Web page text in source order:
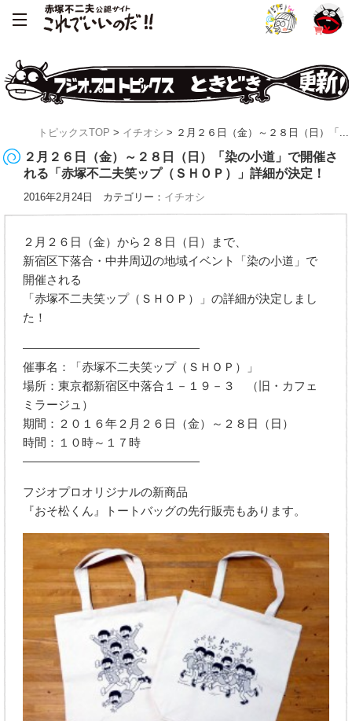
トピックスTOP > イチオシ > ２月２６日（金）～２８日（日）「...
２月２６日（金）～２８日（日）「染の小道」で開催さ
れる「赤塚不二夫笑ップ（ＳＨＯＰ）」詳細が決定！
2016年2月24日 カテゴリー： イチオシ
２月２６日（金）から２８日（日）まで、
新宿区下落合・中井周辺の地域イベント「染の小道」で
開催される
「赤塚不二夫笑ップ（ＳＨＯＰ）」の詳細が決定しまし
た！
―――――――――――――――――――――――――
催事名：「赤塚不二夫笑ップ（ＳＨＯＰ）」
場所：東京都新宿区中落合１－１９－３ （旧・カフェ
ミラージュ）
期間：２０１６年２月２６日（金）～２８日（日）
時間：１０時～１７時
―――――――――――――――――――――――――
フジオプロオリジナルの新商品
『おそ松くん』トートバッグの先行販売もあります。